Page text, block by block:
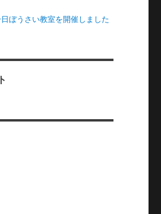
日ぼうさい教室を開催しました